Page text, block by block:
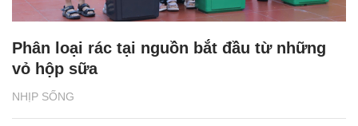
NHỊP SỐNG
Phân loại rác tại nguồn bắt đầu từ những
vỏ hộp sữa